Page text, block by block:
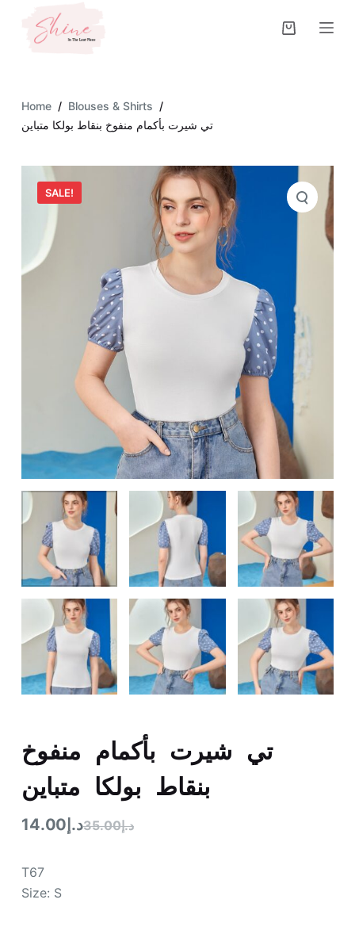
o
Home / Blouses & Shirts /
تي شيرت بأكمام منفوخ بنقاط بولكا متباين
SALE!
تي شيرت بأكمام منفوخ
بنقاط بولكا متباين
د.إ35.00د.إ 14.00
T67
Size: S